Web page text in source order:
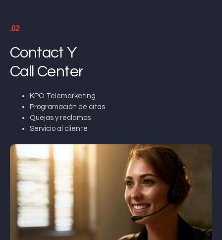
.02
Contact Y
Call Center
KPO Telemarketing
Programación de citas
Quejas y reclamos
Servicio al cliente